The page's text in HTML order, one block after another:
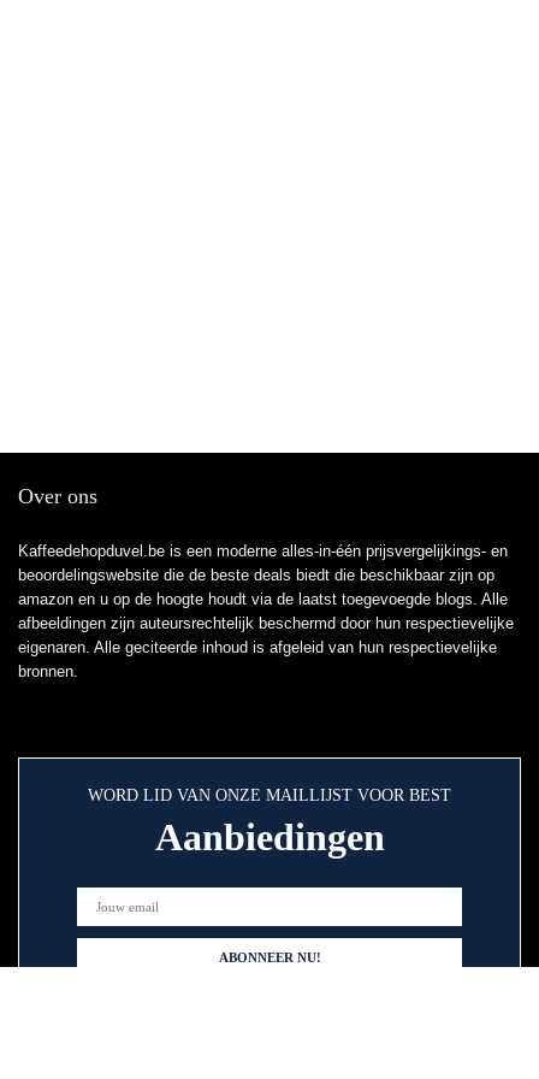
Over ons
Kaffeedehopduvel.be is een moderne alles-in-één prijsvergelijkings- en
beoordelingswebsite die de beste deals biedt die beschikbaar zijn op
amazon en u op de hoogte houdt via de laatst toegevoegde blogs. Alle
afbeeldingen zijn auteursrechtelijk beschermd door hun respectievelijke
eigenaren. Alle geciteerde inhoud is afgeleid van hun respectievelijke
bronnen.
WORD LID VAN ONZE MAILLIJST VOOR BEST
Aanbiedingen